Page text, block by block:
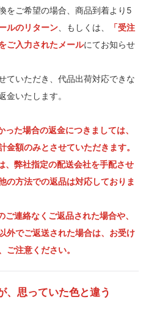
をご希望の場合、商品到着より5
ルのリターン 、もしくは、
「受注
ご入力されたメールにてお知らせ
ていただき、代品出荷対応できな
金いたします。
た場合の返金につきましては、
金額のみとさせていただきます。
、弊社指定の配送会社を手配させ
の方法での返品は対応しておりま
連絡なくご返品された場合や、
外でご返送された場合は、お受け
ご注意ください。
、思っていた色と違う